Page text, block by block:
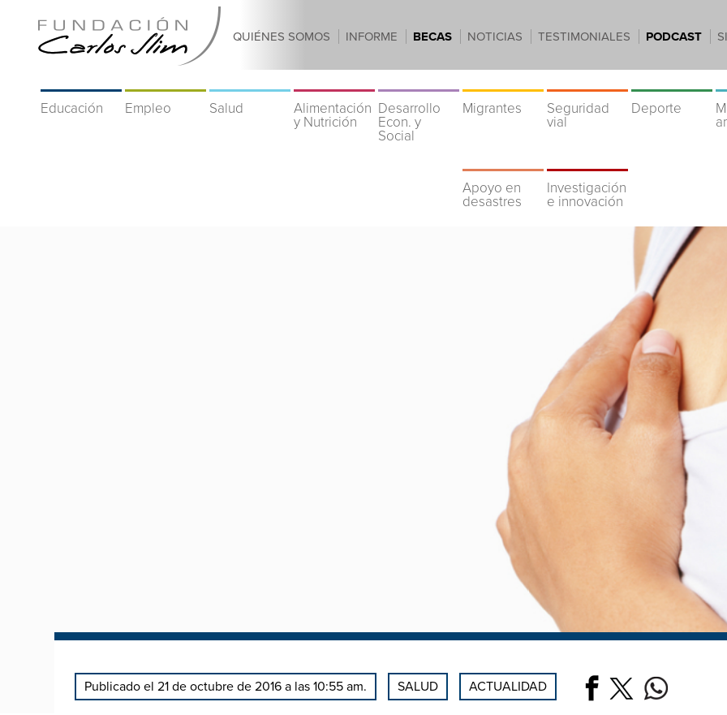
QUIÉNES SOMOS INFORME BECAS NOTICIAS TESTIMONIALES PODCAST
Educación Empleo Salud
Alimentación
y Nutrición
Desarrollo
Econ. y
Social
Migrantes
Seguridad
vial
Deporte
Apoyo en
desastres
Investigación
e innovación
Publicado el 21 de octubre de 2016 a las 10:55 am. SALUD ACTUALIDAD